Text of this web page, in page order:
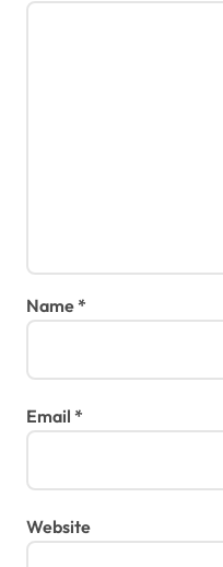
Name*
Email *
Website